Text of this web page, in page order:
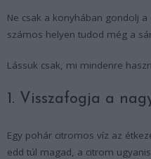
Ne csak a konyhában gondolj
számos helyen tudod még a
Lássuk csak, mi mindenre
1. Visszafogja a
Egy pohár citromos víz az
edd túl magad, a citrom